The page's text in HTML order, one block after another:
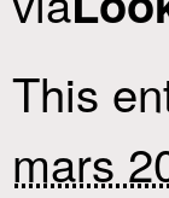
This
mars